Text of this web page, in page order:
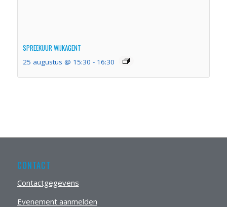
SPREEKUUR WIJKAGENT
25 augustus @ 15:30 - 16:30
CONTACT
Contactgegevens
Evenement aanmelden